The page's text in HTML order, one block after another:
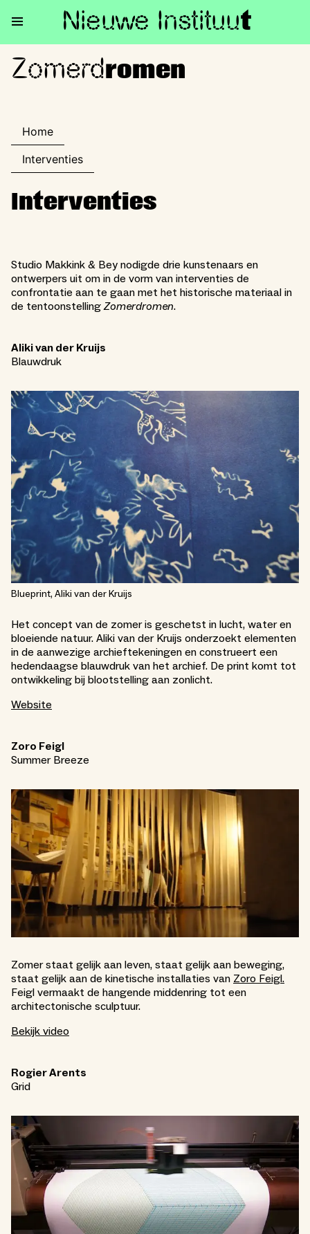
Nieuwe Instituut
Zomerdromen
Zomerdromen
Home
Interventies
Interventies
Studio Makkink & Bey nodigde drie kunstenaars en
ontwerpers uit om in de vorm van interventies de
confrontatie aan te gaan met het historische materiaal in
de tentoonstellingZomerdromen.
Aliki van der Kruijs
Blauwdruk
Blueprint, Aliki van der Kruijs
Het concept van de zomer is geschetst in lucht, water en
bloeiende natuur. Aliki van der Kruijs onderzoekt elementen
in de aanwezige archieftekeningen en construeert een
hedendaagse blauwdruk van het archief. De print komt tot
ontwikkeling bij blootstelling aan zonlicht.
Website
Zoro Feigl
Summer Breeze
Zomer staat gelijk aan leven, staat gelijk aan beweging,
staat gelijk aan de kinetische installaties van Zoro Feigl.
Feigl vermaakt de hangende middenring tot een
architectonische sculptuur.
Bekijk video
Rogier Arents
Grid